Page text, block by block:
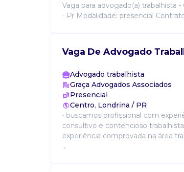
Vaga para advogado(a) trabalhista
- Pr Modalidade: presencial
Vaga De Advogado
Advogado trabalhista
Graça Advogados Associados
Presencial
Centro, Londrina / PR
• buscamos profissional com
consultivo e contencioso
experiência comprovada na área
...